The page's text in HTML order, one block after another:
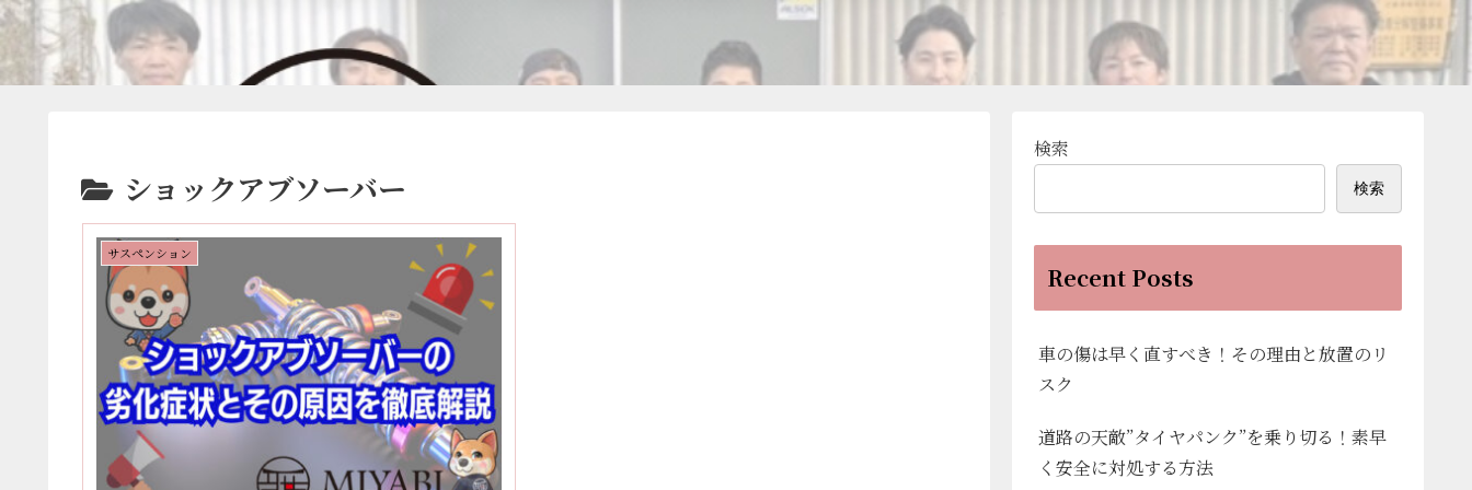
ショックアブソーバー
サスペンション
検索
検索
Recent Posts
車の傷は早く直すべき！その理由と放置のリ
スク
道路の天敵”タイヤパンク”を乗り切る！素早
く安全に対処する方法